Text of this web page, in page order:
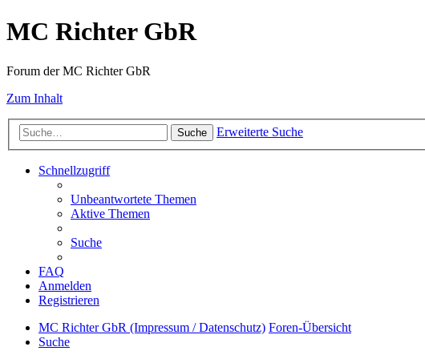
MC Richter GbR
Forum der MC Richter GbR
Zum Inhalt
Suche Erweiterte Suche
Schnellzugriff
Unbeantwortete Themen
Aktive Themen
Suche
FAQ
Anmelden
Registrieren
MC Richter GbR (Impressum / Datenschutz) Foren-Übersicht
Suche